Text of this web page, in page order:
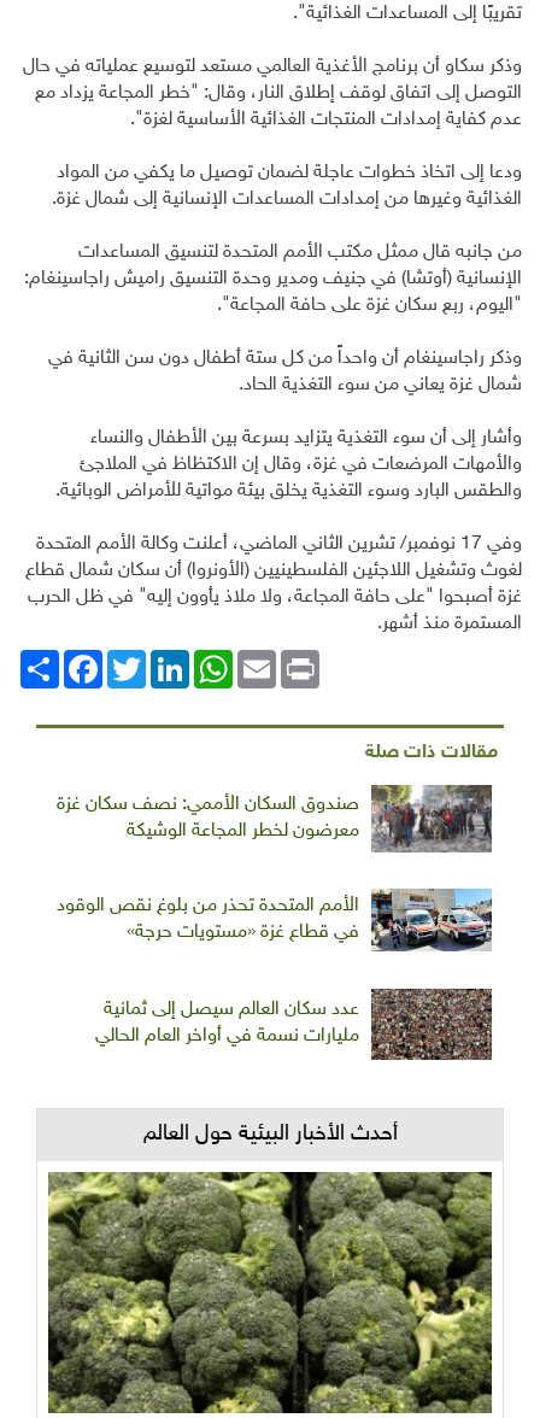
تقريبًا إلى المساعدات الغذائية".
وذكر سكاو أن برنامج الأغذية العالمي مستعد لتوسيع عملياته في حال
التوصل إلى اتفاق لوقف إطلاق النار، وقال: "خطر المجاعة يزداد مع
عدم كفاية إمدادات المنتجات الغذائية الأساسية لغزة".
ودعا إلى اتخاذ خطوات عاجلة لضمان توصيل ما يكفي من المواد
الغذائية وغيرها من إمدادات المساعدات الإنسانية إلى شمال غزة.
من جانبه قال ممثل مكتب الأمم المتحدة لتنسيق المساعدات
الإنسانية (أوتشا) في جنيف ومدير وحدة التنسيق راميش راجاسينغام:
"اليوم، ربع سكان غزة على حافة المجاعة".
وذكر راجاسينغام أن واحداً من كل ستة أطفال دون سن الثانية في
شمال غزة يعاني من سوء التغذية الحاد.
وأشار إلى أن سوء التغذية يتزايد بسرعة بين الأطفال والنساء
والأمهات المرضعات في غزة، وقال إن الاكتظاظ في الملاجئ
والطقس البارد وسوء التغذية يخلق بيئة مواتية للأمراض الوبائية.
وفي 17 نوفمبر/ تشرين الثاني الماضي، أعلنت وكالة الأمم المتحدة
لغوث وتشغيل اللاجئين الفلسطينيين (الأونروا) أن سكان شمال قطاع
غزة أصبحوا "على حافة المجاعة، ولا ملاذ يأوون إليه" في ظل الحرب
المستمرة منذ أشهر.
انشر
FacebookTwitterLinkedIn
WhatsAppEmail Print
مقالات ذات صلة
صندوق السكان الأممي: نصف سكان غزة
معرضون لخطر المجاعة الوشيكة
الأمم المتحدة تحذر من بلوغ نقص الوقود
في قطاع غزة «مستويات حرجة»
عدد سكان العالم سيصل إلى ثمانية
مليارات نسمة في أواخر العام الحالي
أحدث الأخبار البيئية حول العالم